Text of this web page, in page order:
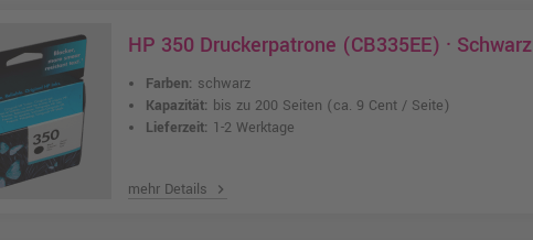
HP 350 Druckerpatrone (CB335EE) · Schwarz
Farben: schwarz
Kapazität: bis zu 200 Seiten (ca. 9 Cent / Seite)
Lieferzeit: 1-2 Werktage
mehr Details chevron_right